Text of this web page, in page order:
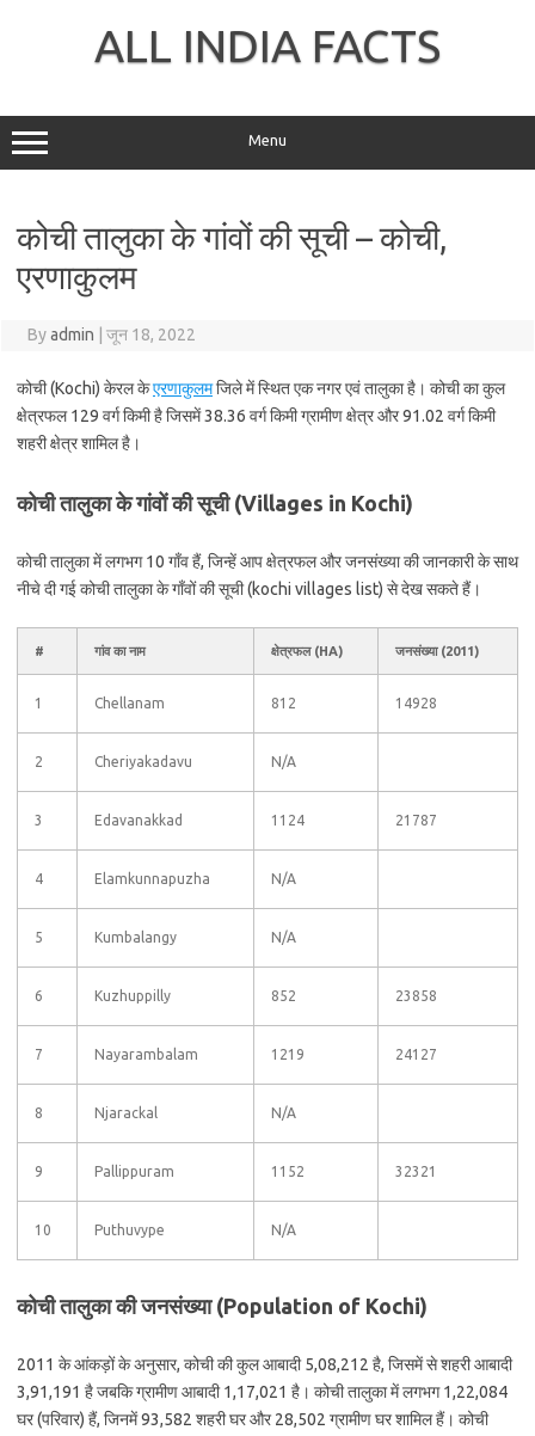
ALL INDIA FACTS
Menu
कोची तालुका के गांवों की सूची – कोची,
एरणाकुलम
Byadmin जून 18, 2022
कोची (Kochi) केरल केएरणाकुलमजिले में स्थित एक नगर एवं तालुका है। कोची का कुल
क्षेत्रफल 129 वर्ग किमी है जिसमें 38.36 वर्ग किमी ग्रामीण क्षेत्र और 91.02 वर्ग किमी
शहरी क्षेत्र शामिल है।
कोची तालुका के गांवों की सूची (Villages in Kochi)
कोची तालुका में लगभग 10 गाँव हैं, जिन्हें आप क्षेत्रफल और जनसंख्या की जानकारी के साथ
नीचे दी गई कोची तालुका के गाँवों की सूची (kochi villages list) से देख सकते हैं।
# गांव का नाम क्षेत्रफल (HA) जनसंख्या (2011)
1 Chellanam 812 14928
2 Cheriyakadavu N/A
3 Edavanakkad 1124 21787
4 Elamkunnapuzha N/A
5 Kumbalangy N/A
6 Kuzhuppilly 852 23858
7 Nayarambalam 1219 24127
8 Njarackal N/A
9 Pallippuram 1152 32321
10 Puthuvype N/A
कोची तालुका की जनसंख्या (Population of Kochi)
2011 के आंकड़ों के अनुसार, कोची की कुल आबादी 5,08,212 है, जिसमें से शहरी आबादी
3,91,191 है जबकि ग्रामीण आबादी 1,17,021 है। कोची तालुका में लगभग 1,22,084
घर (परिवार) हैं, जिनमें 93,582 शहरी घर और 28,502 ग्रामीण घर शामिल हैं। कोची